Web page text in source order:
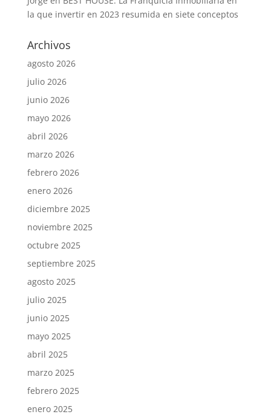
la que invertir en 2023 resumida en siete conceptos
Archivos
agosto 2026
julio 2026
junio 2026
mayo 2026
abril 2026
marzo 2026
febrero 2026
enero 2026
diciembre 2025
noviembre 2025
octubre 2025
septiembre 2025
agosto 2025
julio 2025
junio 2025
mayo 2025
abril 2025
marzo 2025
febrero 2025
enero 2025